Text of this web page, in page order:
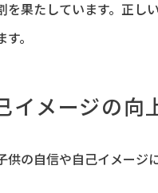
を果たしています。正し
。
イメージの向
の自信や自己イメージ